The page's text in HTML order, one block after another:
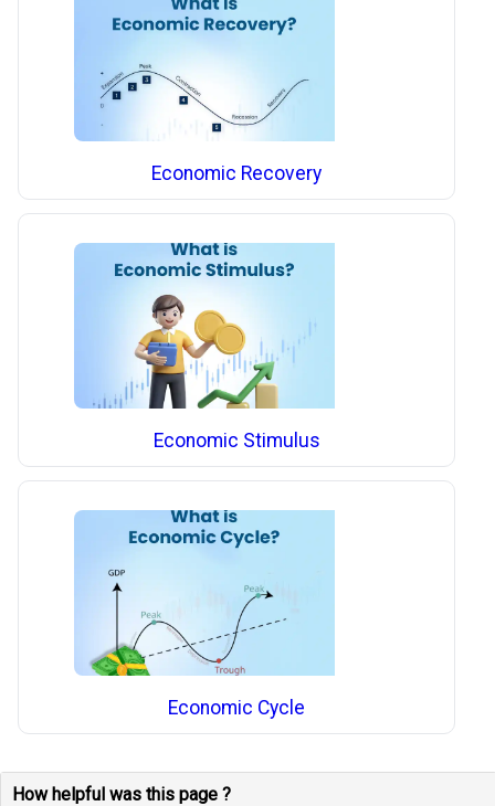
Economic Recovery
Economic Stimulus
Economic Cycle
How helpful was this page ?